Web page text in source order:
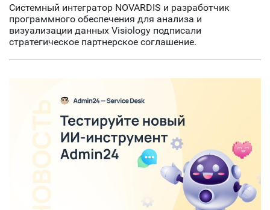
Системный интегратор NOVARDIS и разработчик
программного обеспечения для анализа и
визуализации данных Visiology подписали
стратегическое партнерское соглашение.